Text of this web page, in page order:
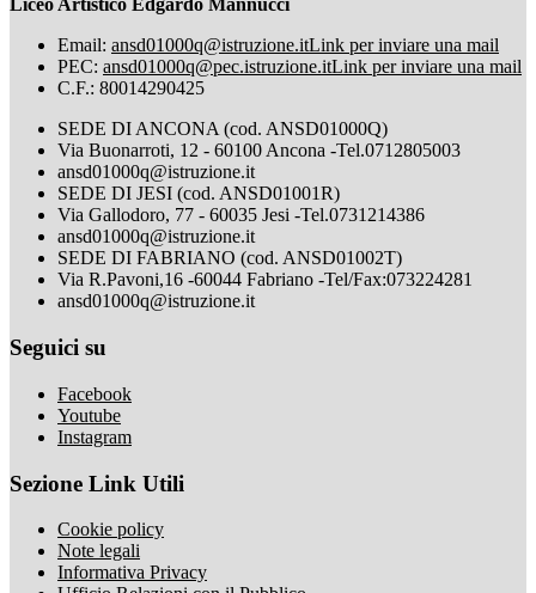
Liceo Artistico Edgardo Mannucci
Email: ansd01000q@istruzione.itLink per inviare una mail
PEC: ansd01000q@pec.istruzione.itLink per inviare una mail
C.F.: 80014290425
SEDE DI ANCONA (cod. ANSD01000Q)
Via Buonarroti, 12 - 60100 Ancona -Tel.0712805003
ansd01000q@istruzione.it
SEDE DI JESI (cod. ANSD01001R)
Via Gallodoro, 77 - 60035 Jesi -Tel.0731214386
ansd01000q@istruzione.it
SEDE DI FABRIANO (cod. ANSD01002T)
Via R.Pavoni,16 -60044 Fabriano -Tel/Fax:073224281
ansd01000q@istruzione.it
Seguici su
Facebook
Youtube
Instagram
Sezione Link Utili
Cookie policy
Note legali
Informativa Privacy